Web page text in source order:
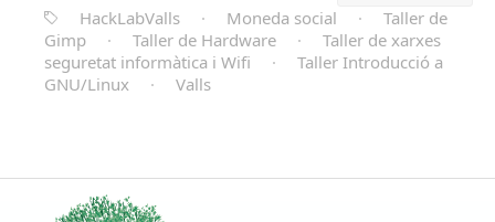
HackLabValls
· Moneda social ·
Taller de
Gimp
· Taller de Hardware ·
Taller de xarxes
seguretat informàtica i Wifi
·
Taller Introducció a
GNU/Linux
· Valls